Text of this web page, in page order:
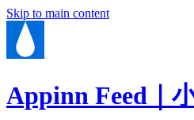
Skip to main content
Appinn Feed｜